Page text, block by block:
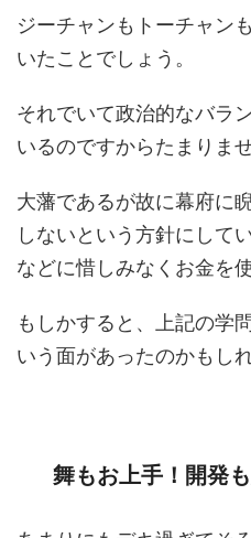
ジーチャンもトーチャン
いたことでしょう。
それでいて政治的なバラ
いるのですからたまりませ
大藩であるが故に幕府に
しないという方針にして
などに惜しみなくお金を
もしかすると、上記の学
いう面があったのかもし
舞もお上手！開発